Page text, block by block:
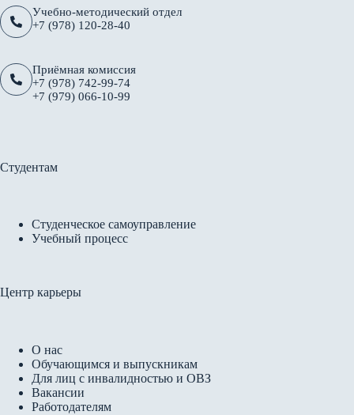
Учебно-методический отдел
+7 (978) 120-28-40
Приёмная комиссия
+7 (978) 742-99-74
+7 (979) 066-10-99
Студентам
Студенческое самоуправление
Учебный процесс
Центр карьеры
О нас
Обучающимся и выпускникам
Для лиц с инвалидностью и ОВЗ
Вакансии
Работодателям